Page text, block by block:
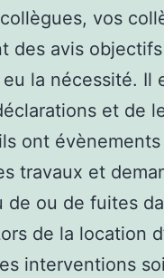
vos
des avis
la nécessité. Il
et de
ont
travaux et
de ou de fuites
de la location
interventions